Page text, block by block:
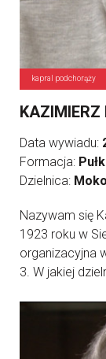
kapral podchorąży
KAZIMIERZ
Data wywiadu:
Formacja:
Dzielnica:
Nazywam się
1923 roku w
organizacyjna
3. W jakiej